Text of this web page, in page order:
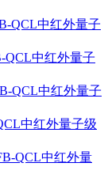
QCL中红外量子
QCL中红外量子
QCL中红外量子
中红外量子级
QCL中红外量